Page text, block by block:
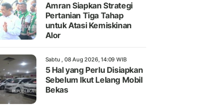
Amran Siapkan Strategi
Pertanian Tiga Tahap
untuk Atasi Kemiskinan
Alor
Sabtu , 08 Aug 2026, 14:09 WIB
5 Hal yang Perlu Disiapkan
Sebelum Ikut Lelang Mobil
Bekas